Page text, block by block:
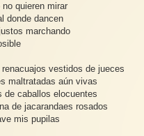
quieren mirar
donde dancen
marchando
vestidos de jueces
maltratadas aún vivas
de caballos elocuentes
de jacarandaes rosados
mis pupilas